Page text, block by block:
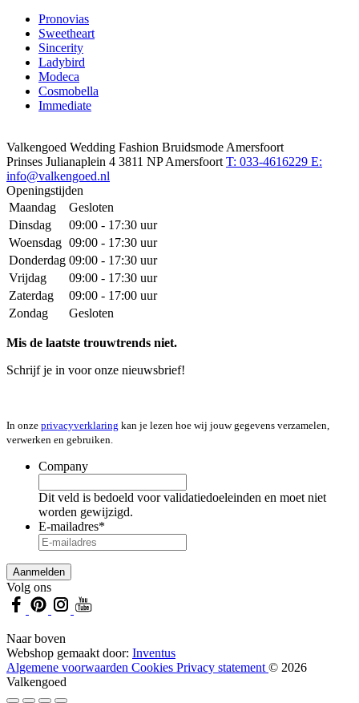
Pronovias
Sweetheart
Sincerity
Ladybird
Modeca
Cosmobella
Immediate
Valkengoed Wedding Fashion Bruidsmode Amersfoort
Prinses Julianaplein 4 3811 NP Amersfoort T: 033-4616229 E:
info@valkengoed.nl
Openingstijden
Maandag
Gesloten
Dinsdag
09:00 - 17:30 uur
Woensdag 09:00 - 17:30 uur
Donderdag 09:00 - 17:30 uur
Vrijdag
09:00 - 17:30 uur
Zaterdag
09:00 - 17:00 uur
Zondag
Gesloten
Mis de laatste trouwtrends niet.
Schrijf je in voor onze nieuwsbrief!
In onze privacyverklaring kan je lezen hoe wij jouw gegevens verzamelen,
verwerken en gebruiken.
Company
Dit veld is bedoeld voor validatiedoeleinden en moet niet
worden gewijzigd.
E-mailadres*
Volg ons
Naar boven
Webshop gemaakt door: Inventus
Algemene voorwaarden Cookies Privacy statement © 2026
Valkengoed